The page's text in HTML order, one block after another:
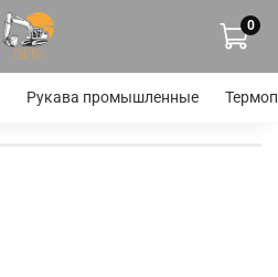
0
Рукава промышленные